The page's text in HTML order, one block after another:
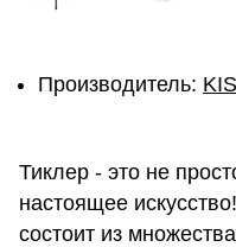
Производитель:
Тиклер - это не
настоящее
состоит из